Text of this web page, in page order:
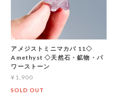
アメジストミニマカバ 11◇
Amethyst ◇天然石・鉱物・パ
ワーストーン
¥1,900
SOLD OUT